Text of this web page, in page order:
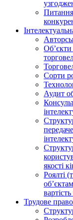
Сорти
Аудит
якості
Роялті
Трудове